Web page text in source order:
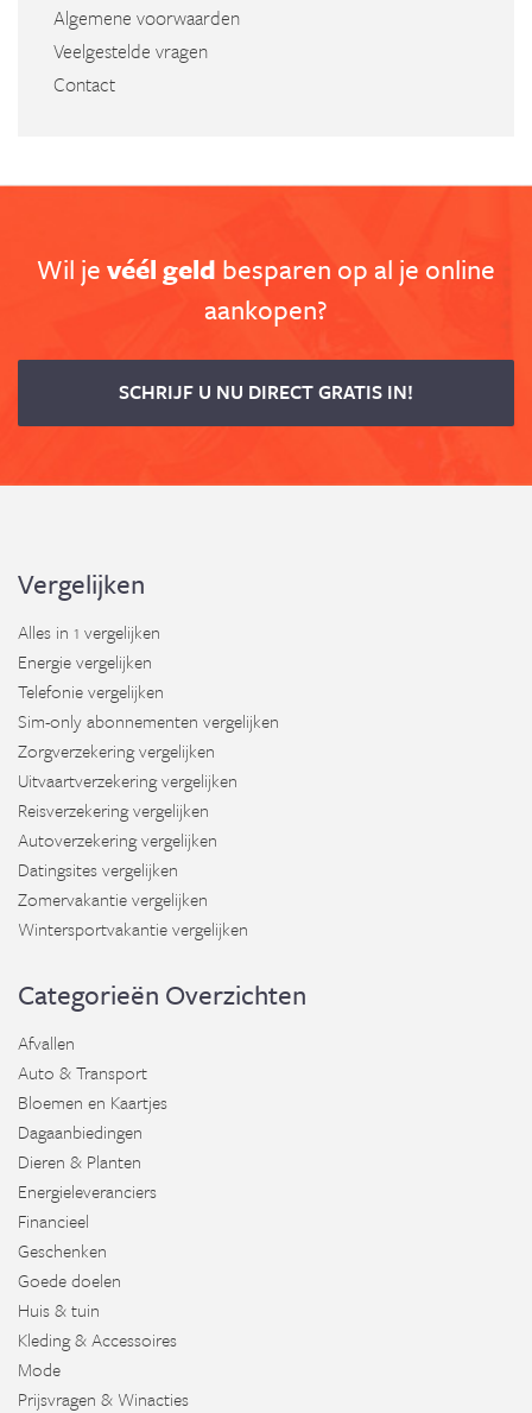
Algemene voorwaarden
Veelgestelde vragen
Contact
Wil jevéél geld besparen op al je online
aankopen?
SCHRIJF U NU DIRECT GRATIS IN!
Vergelijken
Alles in 1 vergelijken
Energie vergelijken
Telefonie vergelijken
Sim-only abonnementen vergelijken
Zorgverzekering vergelijken
Uitvaartverzekering vergelijken
Reisverzekering vergelijken
Autoverzekering vergelijken
Datingsites vergelijken
Zomervakantie vergelijken
Wintersportvakantie vergelijken
Categorieën Overzichten
Afvallen
Auto & Transport
Bloemen en Kaartjes
Dagaanbiedingen
Dieren & Planten
Energieleveranciers
Financieel
Geschenken
Goede doelen
Huis & tuin
Kleding & Accessoires
Mode
Prijsvragen & Winacties